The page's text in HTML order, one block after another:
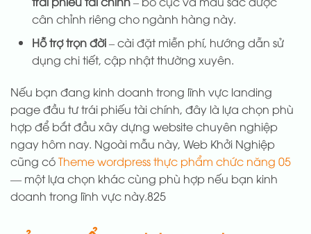
cân chỉnh riêng cho ngành hàng này.
Hỗ trợ trọn đời– cài đặt miễn phí, hướng dẫn sử
dụng chi tiết, cập nhật thường xuyên.
Nếu bạn đang kinh doanh trong lĩnh vực landing
page đầu tư trái phiếu tài chính, đây là lựa chọn phù
hợp để bắt đầu xây dựng website chuyên nghiệp
ngay hôm nay. Ngoài mẫu này, Web Khởi Nghiệp
cũng cóTheme wordpress thực phẩm chức năng 05
— một lựa chọn khác cùng phù hợp nếu bạn kinh
doanh trong lĩnh vực này.825